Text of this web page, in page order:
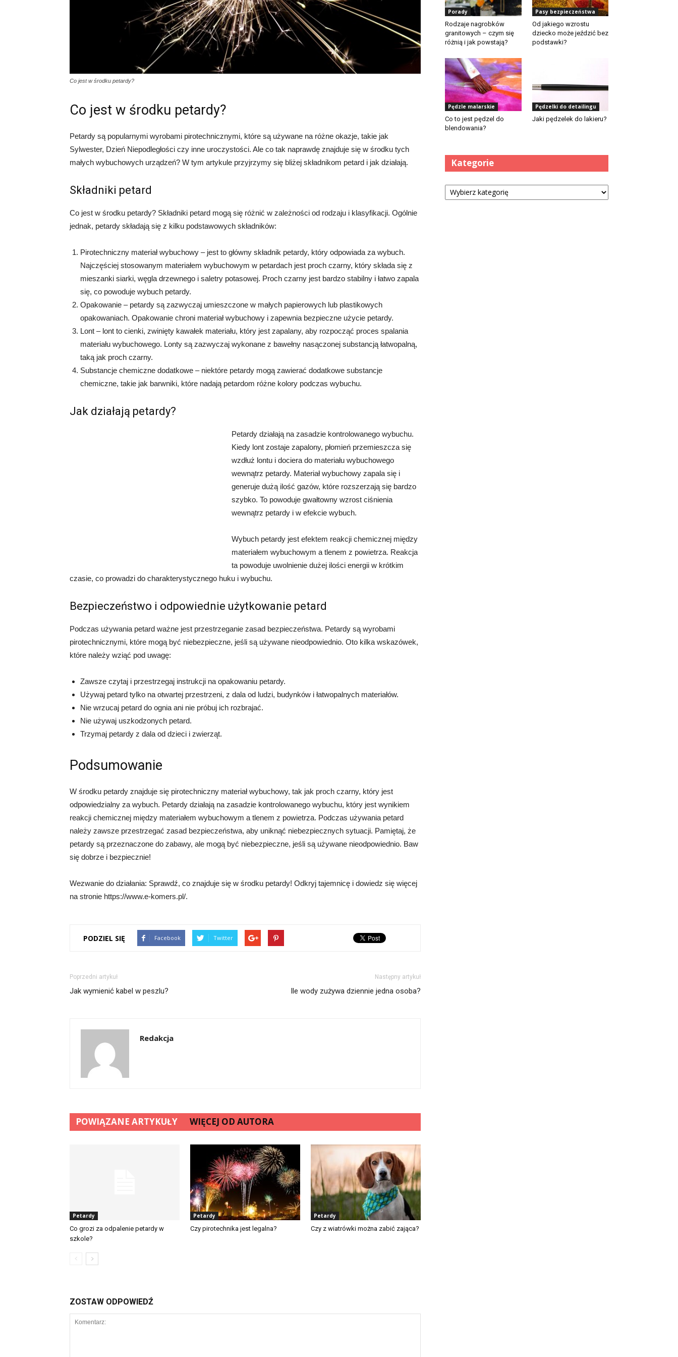
Co jest w środku petardy?
Co jest w środku petardy?
Petardy są popularnymi wyrobami pirotechnicznymi, które są używane na różne okazje, takie jak
Sylwester, Dzień Niepodległości czy inne uroczystości. Ale co tak naprawdę znajduje się w środku tych
małych wybuchowych urządzeń? W tym artykule przyjrzymy się bliżej składnikom petard i jak działają.
Składniki petard
Co jest w środku petardy? Składniki petard mogą się różnić w zależności od rodzaju i klasyfikacji. Ogólnie
jednak, petardy składają się z kilku podstawowych składników:
Pirotechniczny materiał wybuchowy – jest to główny składnik petardy, który odpowiada za wybuch.
Najczęściej stosowanym materiałem wybuchowym w petardach jest proch czarny, który składa się z
mieszanki siarki, węgla drzewnego i saletry potasowej. Proch czarny jest bardzo stabilny i łatwo zapala
się, co powoduje wybuch petardy.
Opakowanie – petardy są zazwyczaj umieszczone w małych papierowych lub plastikowych
opakowaniach. Opakowanie chroni materiał wybuchowy i zapewnia bezpieczne użycie petardy.
Lont – lont to cienki, zwinięty kawałek materiału, który jest zapalany, aby rozpocząć proces spalania
materiału wybuchowego. Lonty są zazwyczaj wykonane z bawełny nasączonej substancją łatwopalną,
taką jak proch czarny.
Substancje chemiczne dodatkowe – niektóre petardy mogą zawierać dodatkowe substancje
chemiczne, takie jak barwniki, które nadają petardom różne kolory podczas wybuchu.
Jak działają petardy?
Petardy działają na zasadzie kontrolowanego wybuchu.
Kiedy lont zostaje zapalony, płomień przemieszcza się
wzdłuż lontu i dociera do materiału wybuchowego
wewnątrz petardy. Materiał wybuchowy zapala się i
generuje dużą ilość gazów, które rozszerzają się bardzo
szybko. To powoduje gwałtowny wzrost ciśnienia
wewnątrz petardy i w efekcie wybuch.
Wybuch petardy jest efektem reakcji chemicznej między
materiałem wybuchowym a tlenem z powietrza. Reakcja
ta powoduje uwolnienie dużej ilości energii w krótkim
czasie, co prowadzi do charakterystycznego huku i wybuchu.
Bezpieczeństwo i odpowiednie użytkowanie petard
Podczas używania petard ważne jest przestrzeganie zasad bezpieczeństwa. Petardy są wyrobami
pirotechnicznymi, które mogą być niebezpieczne, jeśli są używane nieodpowiednio. Oto kilka wskazówek,
które należy wziąć pod uwagę:
Zawsze czytaj i przestrzegaj instrukcji na opakowaniu petardy.
Używaj petard tylko na otwartej przestrzeni, z dala od ludzi, budynków i łatwopalnych materiałów.
Nie wrzucaj petard do ognia ani nie próbuj ich rozbrajać.
Nie używaj uszkodzonych petard.
Trzymaj petardy z dala od dzieci i zwierząt.
Podsumowanie
W środku petardy znajduje się pirotechniczny materiał wybuchowy, tak jak proch czarny, który jest
odpowiedzialny za wybuch. Petardy działają na zasadzie kontrolowanego wybuchu, który jest wynikiem
reakcji chemicznej między materiałem wybuchowym a tlenem z powietrza. Podczas używania petard
należy zawsze przestrzegać zasad bezpieczeństwa, aby uniknąć niebezpiecznych sytuacji. Pamiętaj, że
petardy są przeznaczone do zabawy, ale mogą być niebezpieczne, jeśli są używane nieodpowiednio. Baw
się dobrze i bezpiecznie!
Wezwanie do działania: Sprawdź, co znajduje się w środku petardy! Odkryj tajemnicę i dowiedz się więcej
na stronie https://www.e-komers.pl/.
PODZIEL SIĘ Facebook Twitter
Poprzedni artykuł
Jak wymienić kabel w peszlu?
Następny artykuł
Ile wody zużywa dziennie jedna osoba?
Redakcja
POWIĄZANE ARTYKUŁY WIĘCEJ OD AUTORA
Petardy
Co grozi za odpalenie petardy w
szkole?
Petardy
Czy pirotechnika jest legalna?
Petardy
Czy z wiatrówki można zabić zająca?
ZOSTAW ODPOWIEDŹ
Porady
Rodzaje nagrobków
granitowych – czym się
różnią i jak powstają?
Pasy bezpieczeństwa
Od jakiego wzrostu
dziecko może jeździć bez
podstawki?
Pędzle malarskie
Co to jest pędzel do
blendowania?
Pędzelki do detailingu
Jaki pędzelek do lakieru?
Kategorie
Kategorie